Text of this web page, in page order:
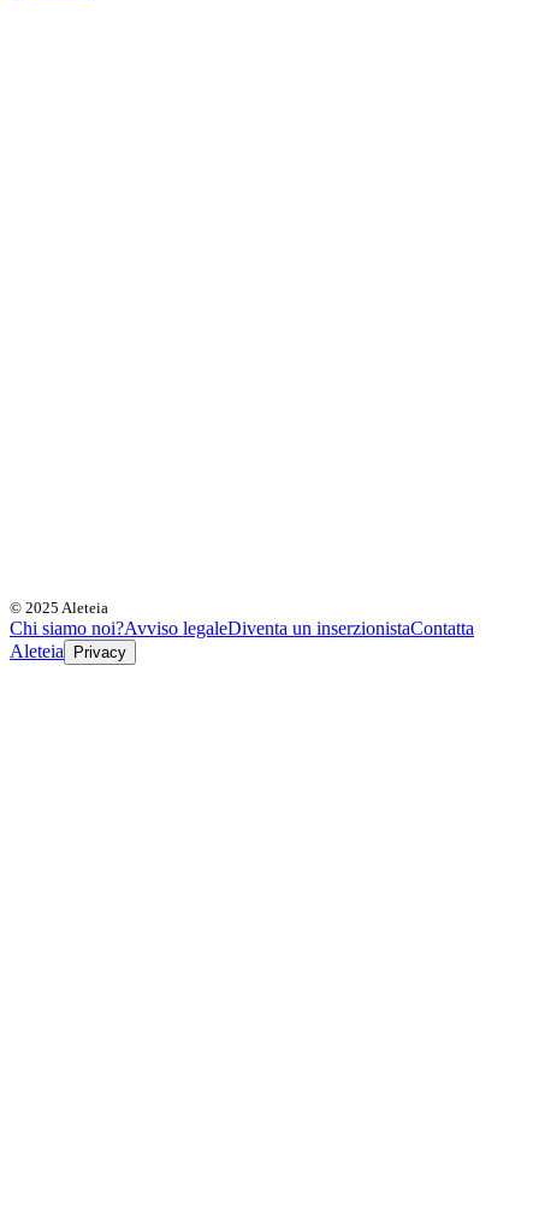
© 2025 Aleteia
Chi siamo noi?Avviso legaleDiventa un inserzionistaContatta
Aleteia
Privacy